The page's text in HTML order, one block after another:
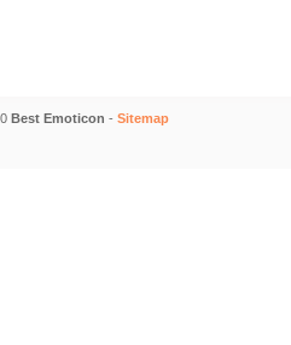
Best Emoticon - Sitemap